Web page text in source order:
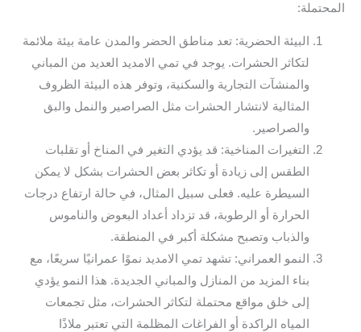
المحتملة:
البيئة الحضرية: تعد مناطق الحضر والمدن عامة بيئة ملائمة
لتكاثر الحشرات. يوجد في تمي الامديد العديد من المباني
والمنشآت التجارية والسكنية، وتوفر هذه البيئة الظروف
المثالية لانتشار الحشرات مثل الصراصير والنمل والبق
والصراصير.
التغيرات المناخية: قد يؤدي التغير في المناخ أو تقلبات
الطقس إلى زيادة أو تكاثر بعض الحشرات بشكل لا يمكن
السيطرة عليه. فعلى سبيل المثال، في حالة ارتفاع درجات
الحرارة أو الرطوبة، قد تزداد أعداد البعوض والناموس
والذباب وتصبح مشكلة أكبر في المنطقة.
النمو العمراني: تشهد تمي الامديد نموًا عمرانيًا سريعًا، مع
بناء المزيد من المنازل والمباني الجديدة. هذا النمو يؤدي
إلى خلق مواقع محتملة لتكاثر الحشرات، مثل تجمعات
المياه الراكدة أو الفراغات المظلمة التي تعتبر ملاذًا